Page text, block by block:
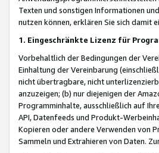
Texten und sonstigen Informationen
nutzen können, erklären Sie sich damit
1. Eingeschränkte Lizenz für
Vorbehaltlich der Bedingungen der
Einhaltung der Vereinbarung
nicht übertragbare, nicht
anzuzeigen; (b) nur diejenigen der
Programminhalte, ausschließlich auf
API, Datenfeeds und Produkt-
Kopieren oder andere Verwenden von
Sammeln und Extrahieren von Daten.